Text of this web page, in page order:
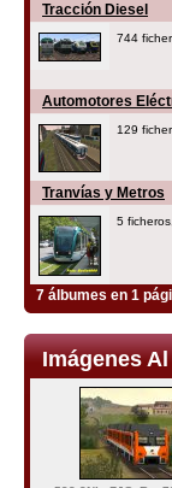
Tracción Diesel
744
Automotores
129
Tranvías y Metros
5
7 álbumes en 1
Imágenes